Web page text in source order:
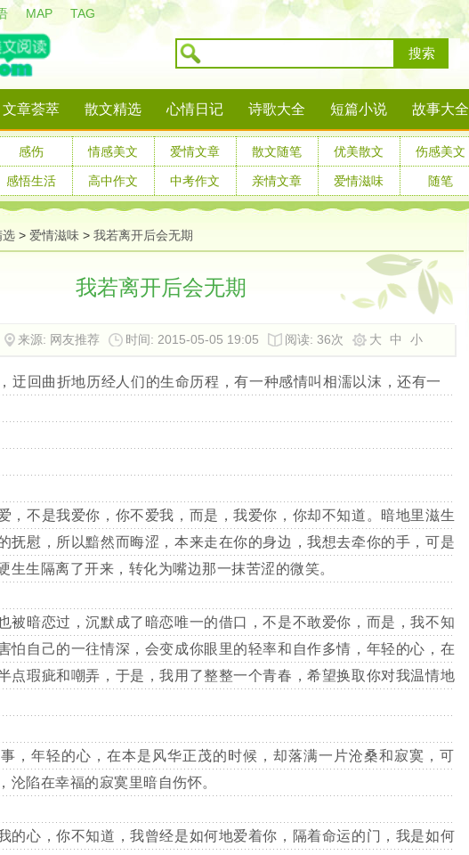
MAP TAG
搜索
文章荟萃 散文精选 心情日记 诗歌大全 短篇小说 故事大全
感伤 情感美文 爱情文章 散文随笔 优美散文 伤感美文
感悟生活 高中作文 中考作文 亲情文章 爱情滋味 随笔
选 > 爱情滋味 > 我若离开后会无期
我若离开后会无期
来源: 网友推荐 时间: 2015-05-05 19:05 阅读: 36次 大 中 小
回曲折地历经人们的生命历程，有一种感情叫相濡以沫，还有一
不是我爱你，你不爱我，而是，我爱你，你却不知道。暗地里滋生
抚慰，所以黯然而晦涩，本来走在你的身边，我想去牵你的手，可是
生生隔离了开来，转化为嘴边那一抹苦涩的微笑。
暗恋过，沉默成了暗恋唯一的借口，不是不敢爱你，而是，我不知
怕自己的一往情深，会变成你眼里的轻率和自作多情，年轻的心，在
点瑕疵和嘲弄，于是，我用了整整一个青春，希望换取你对我温情地
年轻的心，在本是风华正茂的时候，却落满一片沧桑和寂寞，可
沦陷在幸福的寂寞里暗自伤怀。
心，你不知道，我曾经是如何地爱着你，隔着命运的门，我是如何